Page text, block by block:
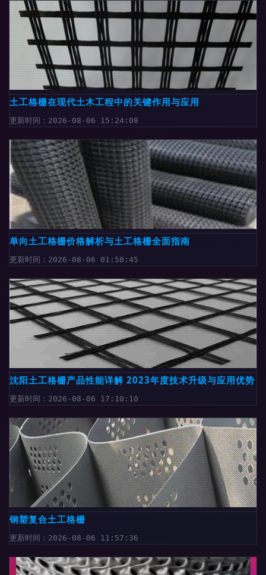
土工格栅在现代土木工程中的关键作用与应用
更新时间：2026-08-06 15:24:08
单向土工格栅价格解析与土工格栅全面指南
更新时间：2026-08-06 01:58:45
沈阳土工格栅产品性能详解 2023年度技术升级与应用优势
更新时间：2026-08-06 17:10:10
钢塑复合土工格栅
更新时间：2026-08-06 11:57:36